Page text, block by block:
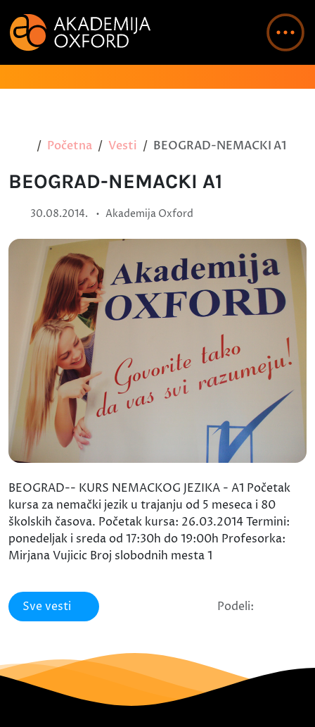
Početna Vesti BEOGRAD-NEMACKI A1
BEOGRAD-NEMACKI A1
30.08.2014. • Akademija Oxford
BEOGRAD-- KURS NEMACKOG JEZIKA - A1 Početak
kursa za nemački jezik u trajanju od 5 meseca i 80
školskih časova. Početak kursa: 26.03.2014 Termini:
ponedeljak i sreda od 17:30h do 19:00h Profesorka:
Mirjana Vujicic Broj slobodnih mesta 1
Sve vesti Podeli: